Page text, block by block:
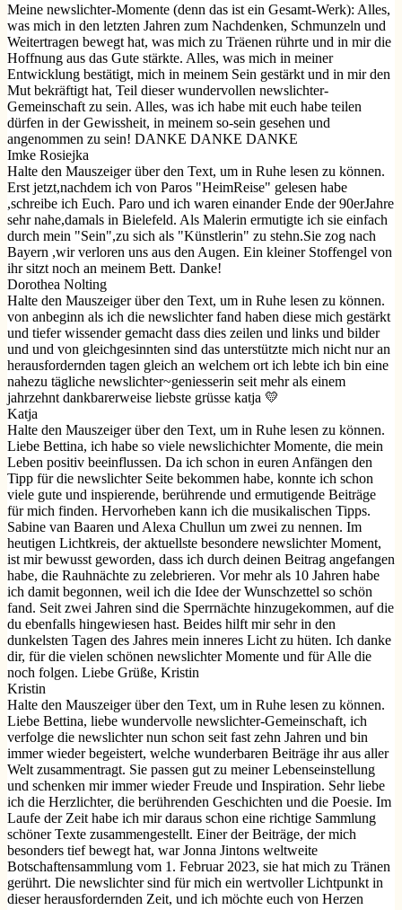
Meine newslichter-Momente (denn das ist ein Gesamt-Werk): Alles,
was mich in den letzten Jahren zum Nachdenken, Schmunzeln und
Weitertragen bewegt hat, was mich zu Träenen rührte und in mir die
Hoffnung aus das Gute stärkte. Alles, was mich in meiner
Entwicklung bestätigt, mich in meinem Sein gestärkt und in mir den
Mut bekräftigt hat, Teil dieser wundervollen newslichter-
Gemeinschaft zu sein. Alles, was ich habe mit euch habe teilen
dürfen in der Gewissheit, in meinem so-sein gesehen und
angenommen zu sein! DANKE DANKE DANKE
Imke Rosiejka
Halte den Mauszeiger über den Text, um in Ruhe lesen zu können.
Erst jetzt,nachdem ich von Paros "HeimReise" gelesen habe
,schreibe ich Euch. Paro und ich waren einander Ende der 90erJahre
sehr nahe,damals in Bielefeld. Als Malerin ermutigte ich sie einfach
durch mein "Sein",zu sich als "Künstlerin" zu stehn.Sie zog nach
Bayern ,wir verloren uns aus den Augen. Ein kleiner Stoffengel von
ihr sitzt noch an meinem Bett. Danke!
Dorothea Nolting
Halte den Mauszeiger über den Text, um in Ruhe lesen zu können.
von anbeginn als ich die newslichter fand haben diese mich gestärkt
und tiefer wissender gemacht dass dies zeilen und links und bilder
und und von gleichgesinnten sind das unterstützte mich nicht nur an
herausfordernden tagen gleich an welchem ort ich lebte ich bin eine
nahezu tägliche newslichter~geniesserin seit mehr als einem
jahrzehnt dankbarerweise liebste grüsse katja 💛
Katja
Halte den Mauszeiger über den Text, um in Ruhe lesen zu können.
Liebe Bettina, ich habe so viele newslichichter Momente, die mein
Leben positiv beeinflussen. Da ich schon in euren Anfängen den
Tipp für die newslichter Seite bekommen habe, konnte ich schon
viele gute und inspierende, berührende und ermutigende Beiträge
für mich finden. Hervorheben kann ich die musikalischen Tipps.
Sabine van Baaren und Alexa Chullun um zwei zu nennen. Im
heutigen Lichtkreis, der aktuellste besondere newslichter Moment,
ist mir bewusst geworden, dass ich durch deinen Beitrag angefangen
habe, die Rauhnächte zu zelebrieren. Vor mehr als 10 Jahren habe
ich damit begonnen, weil ich die Idee der Wunschzettel so schön
fand. Seit zwei Jahren sind die Sperrnächte hinzugekommen, auf die
du ebenfalls hingewiesen hast. Beides hilft mir sehr in den
dunkelsten Tagen des Jahres mein inneres Licht zu hüten. Ich danke
dir, für die vielen schönen newslichter Momente und für Alle die
noch folgen. Liebe Grüße, Kristin
Kristin
Halte den Mauszeiger über den Text, um in Ruhe lesen zu können.
Liebe Bettina, liebe wundervolle newslichter-Gemeinschaft, ich
verfolge die newslichter nun schon seit fast zehn Jahren und bin
immer wieder begeistert, welche wunderbaren Beiträge ihr aus aller
Welt zusammentragt. Sie passen gut zu meiner Lebenseinstellung
und schenken mir immer wieder Freude und Inspiration. Sehr liebe
ich die Herzlichter, die berührenden Geschichten und die Poesie. Im
Laufe der Zeit habe ich mir daraus schon eine richtige Sammlung
schöner Texte zusammengestellt. Einer der Beiträge, der mich
besonders tief bewegt hat, war Jonna Jintons weltweite
Botschaftensammlung vom 1. Februar 2023, sie hat mich zu Tränen
gerührt. Die newslichter sind für mich ein wertvoller Lichtpunkt in
dieser herausfordernden Zeit, und ich möchte euch von Herzen